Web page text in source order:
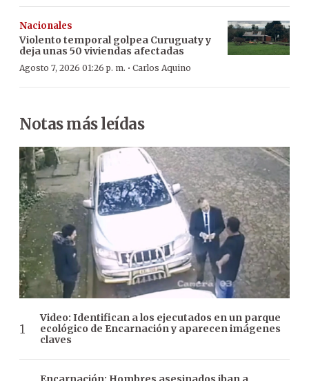
Nacionales
Violento temporal golpea Curuguaty y
deja unas 50 viviendas afectadas
Agosto 7, 2026 01:26 p. m. · Carlos Aquino
Notas más leídas
Video: Identifican a los ejecutados en un parque
ecológico de Encarnación y aparecen imágenes
claves